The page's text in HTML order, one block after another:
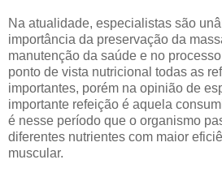
Na atualidade, especialistas são
importância da preservação da
manutenção da saúde e no
ponto de vista nutricional todas as
importantes, porém na opinião de
importante refeição é aquela
é nesse período que o organismo
diferentes nutrientes com maior
muscular.